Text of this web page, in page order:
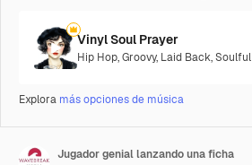
Vinyl Soul Prayer
Hip Hop,Groovy, Laid Back,Soulful
Explora más opciones de música
Jugador genial lanzando una ficha